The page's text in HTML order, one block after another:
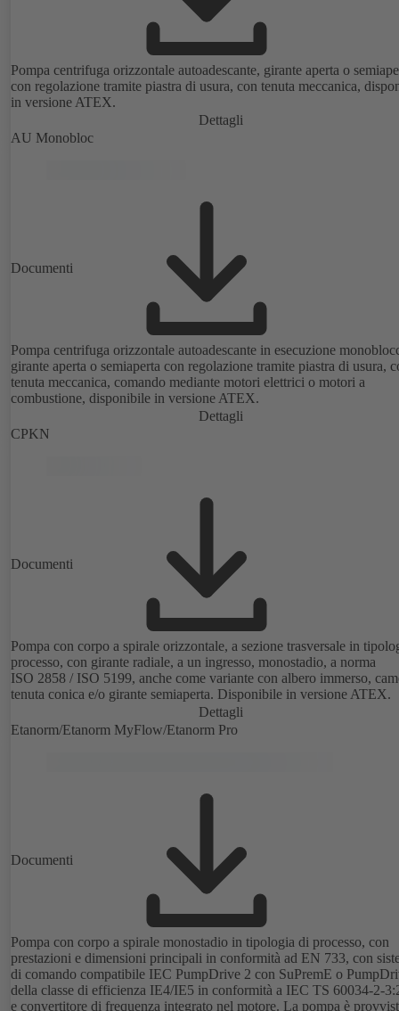
Pompa centrifuga orizzontale autoadescante, girante aperta o
con regolazione tramite piastra di usura, con tenuta meccanica,
in versione ATEX.
Dettagli
AU Monobloc
Documenti
Pompa centrifuga orizzontale autoadescante in esecuzione
girante aperta o semiaperta con regolazione tramite piastra di usura,
tenuta meccanica, comando mediante motori elettrici o motori a
combustione, disponibile in versione ATEX.
Dettagli
CPKN
Documenti
Pompa con corpo a spirale orizzontale, a sezione trasversale in
processo, con girante radiale, a un ingresso, monostadio, a norma
ISO 2858 / ISO 5199, anche come variante con albero immerso,
tenuta conica e/o girante semiaperta. Disponibile in versione ATEX.
Dettagli
Etanorm/Etanorm MyFlow/Etanorm Pro
Documenti
Pompa con corpo a spirale monostadio in tipologia di processo, con
prestazioni e dimensioni principali in conformità ad EN 733, con
di comando compatibile IEC PumpDrive 2 con SuPremE o
della classe di efficienza IE4/IE5 in conformità a IEC TS 60034-2-
e convertitore di frequenza integrato nel motore. La pompa è